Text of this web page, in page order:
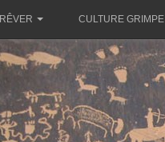
RÊVER CULTURE GRIMPE